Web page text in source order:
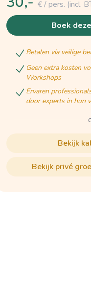
€ / pers. (incl.
boek
betalen via veilige
geen extra kosten voor boeking via Spot
Workshops
ervaren professionals: workshops gegeven
door experts in hun
bekijk
bekijk privé